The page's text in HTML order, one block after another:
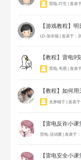
雷电-吖生 | 发表
【游戏教程】
LD-加非猫 | 发表于：
【教程】雷电9
雷电-韦恩 | 发表
【教程】如何
无界晴子 | 发表于
【雷电反诈小
雷电-活动菌 | 发表于：
【雷电安全小